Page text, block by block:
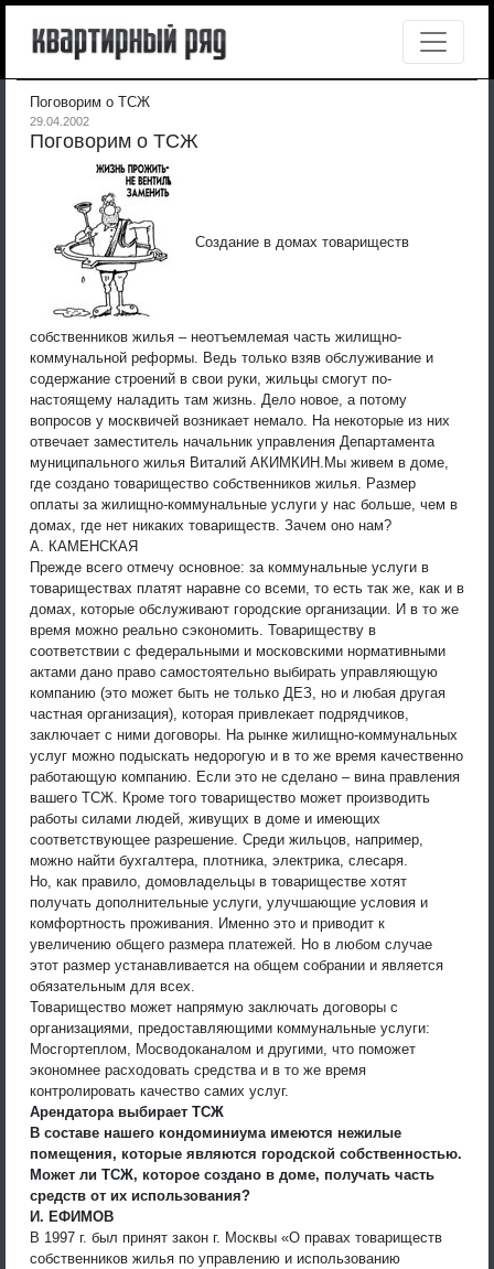
Поговорим о ТСЖ
29.04.2002
Поговорим о ТСЖ
Создание в домах товариществ
собственников жилья – неотъемлемая часть жилищно-
коммунальной реформы. Ведь только взяв обслуживание и
содержание строений в свои руки, жильцы смогут по-
настоящему наладить там жизнь. Дело новое, а потому
вопросов у москвичей возникает немало. На некоторые из них
отвечает заместитель начальник управления Департамента
муниципального жилья Виталий АКИМКИН. Мы живем в доме,
где создано товарищество собственников жилья. Размер
оплаты за жилищно-коммунальные услуги у нас больше, чем в
домах, где нет никаких товариществ. Зачем оно нам?
А. КАМЕНСКАЯ
Прежде всего отмечу основное: за коммунальные услуги в
товариществах платят наравне со всеми, то есть так же, как и в
домах, которые обслуживают городские организации. И в то же
время можно реально сэкономить. Товариществу в
соответствии с федеральными и московскими нормативными
актами дано право самостоятельно выбирать управляющую
компанию (это может быть не только ДЕЗ, но и любая другая
частная организация), которая привлекает подрядчиков,
заключает с ними договоры. На рынке жилищно-коммунальных
услуг можно подыскать недорогую и в то же время качественно
работающую компанию. Если это не сделано – вина правления
вашего ТСЖ. Кроме того товарищество может производить
работы силами людей, живущих в доме и имеющих
соответствующее разрешение. Среди жильцов, например,
можно найти бухгалтера, плотника, электрика, слесаря.
Но, как правило, домовладельцы в товариществе хотят
получать дополнительные услуги, улучшающие условия и
комфортность проживания. Именно это и приводит к
увеличению общего размера платежей. Но в любом случае
этот размер устанавливается на общем собрании и является
обязательным для всех.
Товарищество может напрямую заключать договоры с
организациями, предоставляющими коммунальные услуги:
Мосгортеплом, Мосводоканалом и другими, что поможет
экономнее расходовать средства и в то же время
контролировать качество самих услуг.
Арендатора выбирает ТСЖ
В составе нашего кондоминиума имеются нежилые
помещения, которые являются городской собственностью.
Может ли ТСЖ, которое создано в доме, получать часть
средств от их использования?
И. ЕФИМОВ
В 1997 г. был принят закон г. Москвы «О правах товариществ
собственников жилья по управлению и использованию